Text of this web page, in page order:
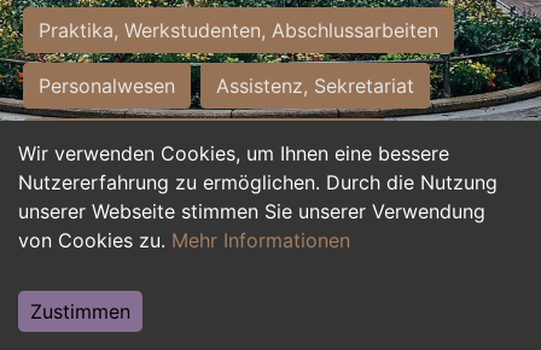
Wir verwenden Cookies, um Ihnen eine bessere
Nutzererfahrung zu ermöglichen. Durch die Nutzung
unserer Webseite stimmen Sie unserer Verwendung
von Cookies zu. Mehr Informationen
Zustimmen
Praktika, Werkstudenten, Abschlussarbeiten
Personalwesen Assistenz, Sekretariat
Hilfskräfte, Aushilfs- und Nebenjobs
Einkauf, Logistik, Materialwirtschaft
Weiterbildung, Studium, duale Ausbildung
Tourismus